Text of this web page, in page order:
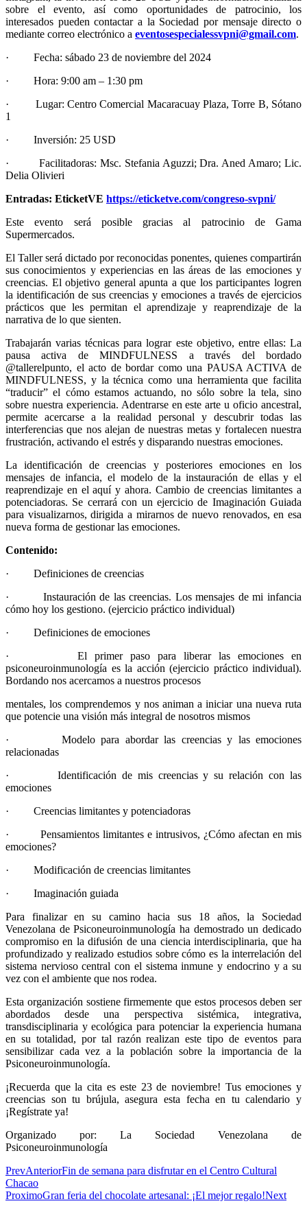
sobre el evento, así como oportunidades de patrocinio, los
interesados pueden contactar a la Sociedad por mensaje directo o
mediante correo electrónico a eventosespecialessvpni@gmail.com.
· Fecha: sábado 23 de noviembre del 2024
· Hora: 9:00 am – 1:30 pm
· Lugar: Centro Comercial Macaracuay Plaza, Torre B, Sótano
1
· Inversión: 25 USD
· Facilitadoras: Msc. Stefania Aguzzi; Dra. Aned Amaro; Lic.
Delia Olivieri
Entradas: EticketVE https://eticketve.com/congreso-svpni/
Este evento será posible gracias al patrocinio de Gama
Supermercados.
El Taller será dictado por reconocidas ponentes, quienes compartirán
sus conocimientos y experiencias en las áreas de las emociones y
creencias. El objetivo general apunta a que los participantes logren
la identificación de sus creencias y emociones a través de ejercicios
prácticos que les permitan el aprendizaje y reaprendizaje de la
narrativa de lo que sienten.
Trabajarán varias técnicas para lograr este objetivo, entre ellas: La
pausa activa de MINDFULNESS a través del bordado
@tallerelpunto, el acto de bordar como una PAUSA ACTIVA de
MINDFULNESS, y la técnica como una herramienta que facilita
“traducir” el cómo estamos actuando, no sólo sobre la tela, sino
sobre nuestra experiencia. Adentrarse en este arte u oficio ancestral,
permite acercarse a la realidad personal y descubrir todas las
interferencias que nos alejan de nuestras metas y fortalecen nuestra
frustración, activando el estrés y disparando nuestras emociones.
La identificación de creencias y posteriores emociones en los
mensajes de infancia, el modelo de la instauración de ellas y el
reaprendizaje en el aquí y ahora. Cambio de creencias limitantes a
potenciadoras. Se cerrará con un ejercicio de Imaginación Guiada
para visualizarnos, dirigida a mirarnos de nuevo renovados, en esa
nueva forma de gestionar las emociones.
Contenido:
· Definiciones de creencias
· Instauración de las creencias. Los mensajes de mi infancia
cómo hoy los gestiono. (ejercicio práctico individual)
· Definiciones de emociones
· El primer paso para liberar las emociones en
psiconeuroinmunología es la acción (ejercicio práctico individual).
Bordando nos acercamos a nuestros procesos
mentales, los comprendemos y nos animan a iniciar una nueva ruta
que potencie una visión más integral de nosotros mismos
· Modelo para abordar las creencias y las emociones
relacionadas
· Identificación de mis creencias y su relación con las
emociones
· Creencias limitantes y potenciadoras
· Pensamientos limitantes e intrusivos, ¿Cómo afectan en mis
emociones?
· Modificación de creencias limitantes
· Imaginación guiada
Para finalizar en su camino hacia sus 18 años, la Sociedad
Venezolana de Psiconeuroinmunología ha demostrado un dedicado
compromiso en la difusión de una ciencia interdisciplinaria, que ha
profundizado y realizado estudios sobre cómo es la interrelación del
sistema nervioso central con el sistema inmune y endocrino y a su
vez con el ambiente que nos rodea.
Esta organización sostiene firmemente que estos procesos deben ser
abordados desde una perspectiva sistémica, integrativa,
transdisciplinaria y ecológica para potenciar la experiencia humana
en su totalidad, por tal razón realizan este tipo de eventos para
sensibilizar cada vez a la población sobre la importancia de la
Psiconeuroinmunología.
¡Recuerda que la cita es este 23 de noviembre! Tus emociones y
creencias son tu brújula, asegura esta fecha en tu calendario y
¡Regístrate ya!
Organizado por: La Sociedad Venezolana de
Psiconeuroinmunología
PrevAnteriorFin de semana para disfrutar en el Centro Cultural
Chacao
ProximoGran feria del chocolate artesanal: ¡El mejor regalo!Next